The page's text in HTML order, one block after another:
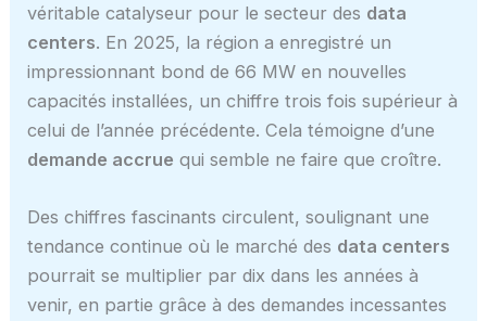
véritable catalyseur pour le secteur des data
centers. En 2025, la région a enregistré un
impressionnant bond de 66 MW en nouvelles
capacités installées, un chiffre trois fois supérieur à
celui de l’année précédente. Cela témoigne d’une
demande accrue qui semble ne faire que croître.
Des chiffres fascinants circulent, soulignant une
tendance continue où le marché des data centers
pourrait se multiplier par dix dans les années à
venir, en partie grâce à des demandes incessantes